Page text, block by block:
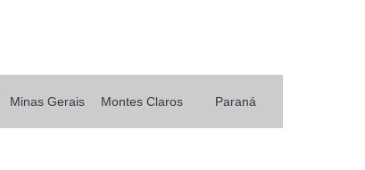
Minas Gerais Montes Claros Paraná